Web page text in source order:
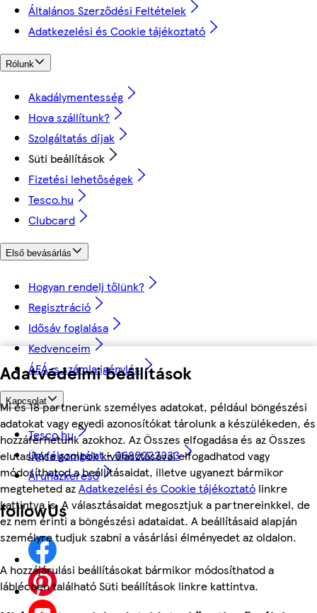
Adatvédelmi beállítások
Mi és 18 partnerünk személyes adatokat, például böngészési
adatokat vagy egyedi azonosítókat tárolunk a készülékeden, és
hozzáférhetünk azokhoz. Az Összes elfogadása és az Összes
elutasítása gombok kiválasztásával elfogadhatod vagy
módosíthatod a beállításaidat, illetve ugyanezt bármikor
megteheted azAdatkezelési és Cookie tájékoztató linkre
kattintva is. A választásaidat megosztjuk a partnereinkkel, de
ez nem érinti a böngészési adataidat. A beállításaid alapján
személyre tudjuk szabni a vásárlási élményedet az oldalon.
A hozzájárulási beállításokat bármikor módosíthatod a
láblécben található Süti beállítások linkre kattintva.
Általános Szerződési Feltételek
Adatkezelési és Cookie tájékoztató
Rólunk
Akadálymentesség
Hova szállítunk?
Szolgáltatás díjak
Süti beállítások
Fizetési lehetőségek
Tesco.hu
Clubcard
Első bevásárlás
Hogyan rendelj tőlünk?
Regisztráció
Idősáv foglalása
Kedvenceim
ÁFÁ-s számla igénylés
Kapcsolat
Tesco.hu
Ügyfélszolgálat - 0680222333
Áruházkereső
followUs